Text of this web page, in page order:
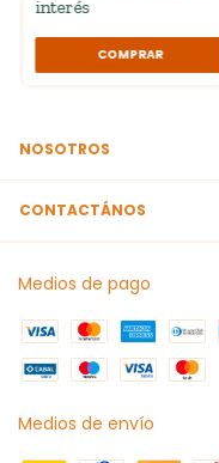
interés
COMPRAR
NOSOTROS
CONTACTÁNOS
Medios de pago
Medios de envío